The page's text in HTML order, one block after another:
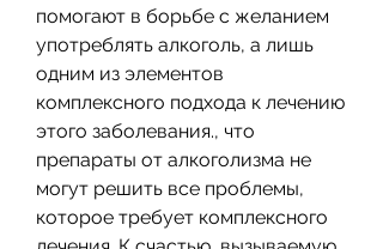
помогают в борьбе с желанием
употреблять алкоголь, а лишь
одним из элементов
комплексного подхода к лечению
этого заболевания., что
препараты от алкоголизма не
могут решить все проблемы,
которое требует комплексного